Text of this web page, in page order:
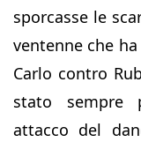
sporcasse le
ventenne che
Carlo contro
stato sempre
attacco del